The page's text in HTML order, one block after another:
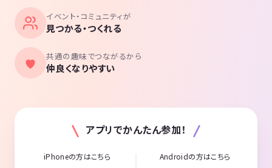
イベント・コミュニティが
見つかる・つくれる
共通の趣味でつながるから
仲良くなりやすい
アプリでかんたん参加！
iPhoneの方はこちら Androidの方はこちら